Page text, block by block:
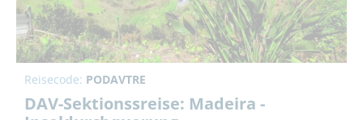
Reisecode: PODAVTRE
DAV-Sektionssreise: Madeira -